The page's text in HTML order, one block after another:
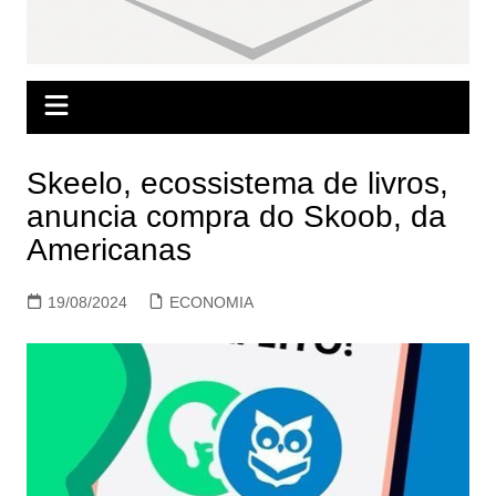
Skeelo, ecossistema de livros,
anuncia compra do Skoob, da
Americanas
19/08/2024 ECONOMIA